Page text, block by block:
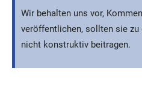
Wir behalten uns vor,
veröffentlichen, sollten sie
nicht konstruktiv beitragen.